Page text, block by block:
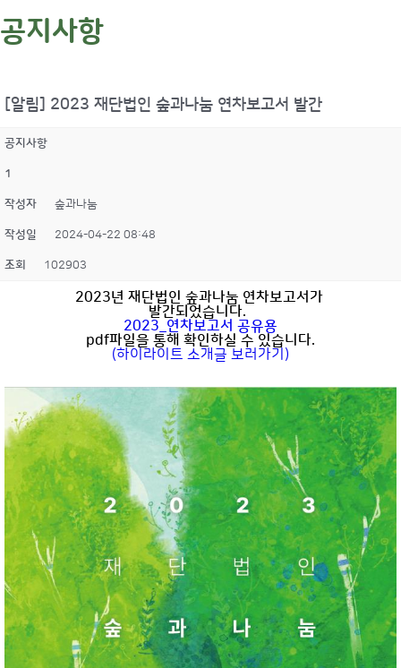
공지사항
[알림] 2023 재단법인 숲과나눔 연차보고서 발간
공지사항
1
작성자 숲과나눔
작성일 2024-04-22 08:48
조회 102903
2023년 재단법인 숲과나눔 연차보고서가
발간되었습니다.
2023_연차보고서 공유용
pdf파일을 통해 확인하실 수 있습니다.
(하이라이트 소개글 보러가기)